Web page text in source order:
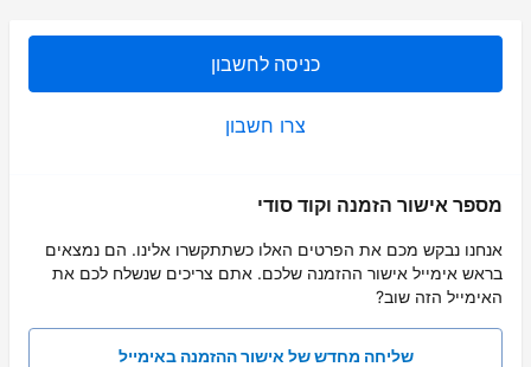
כניסה לחשבון
צרו חשבון
מספר אישור הזמנה וקוד סודי
אנחנו נבקש מכם את הפרטים האלו כשתתקשרו אלינו. הם נמצאים
בראש אימייל אישור ההזמנה שלכם. אתם צריכים שנשלח לכם את
האימייל הזה שוב?
שליחה מחדש של אישור ההזמנה באימייל